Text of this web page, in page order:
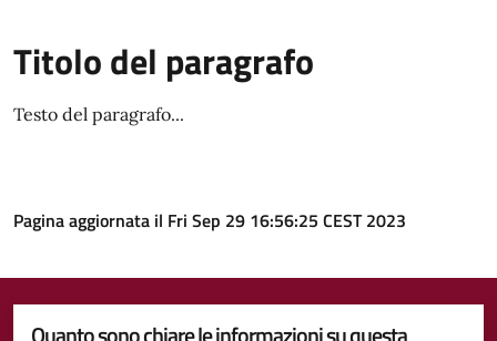
Titolo del paragrafo
Testo del paragrafo...
Pagina aggiornata il Fri Sep 29 16:56:25 CEST 2023